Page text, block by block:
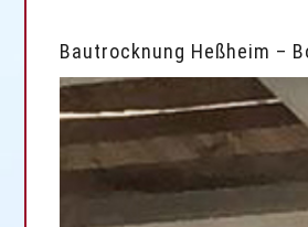
Bautrocknung Heßheim –